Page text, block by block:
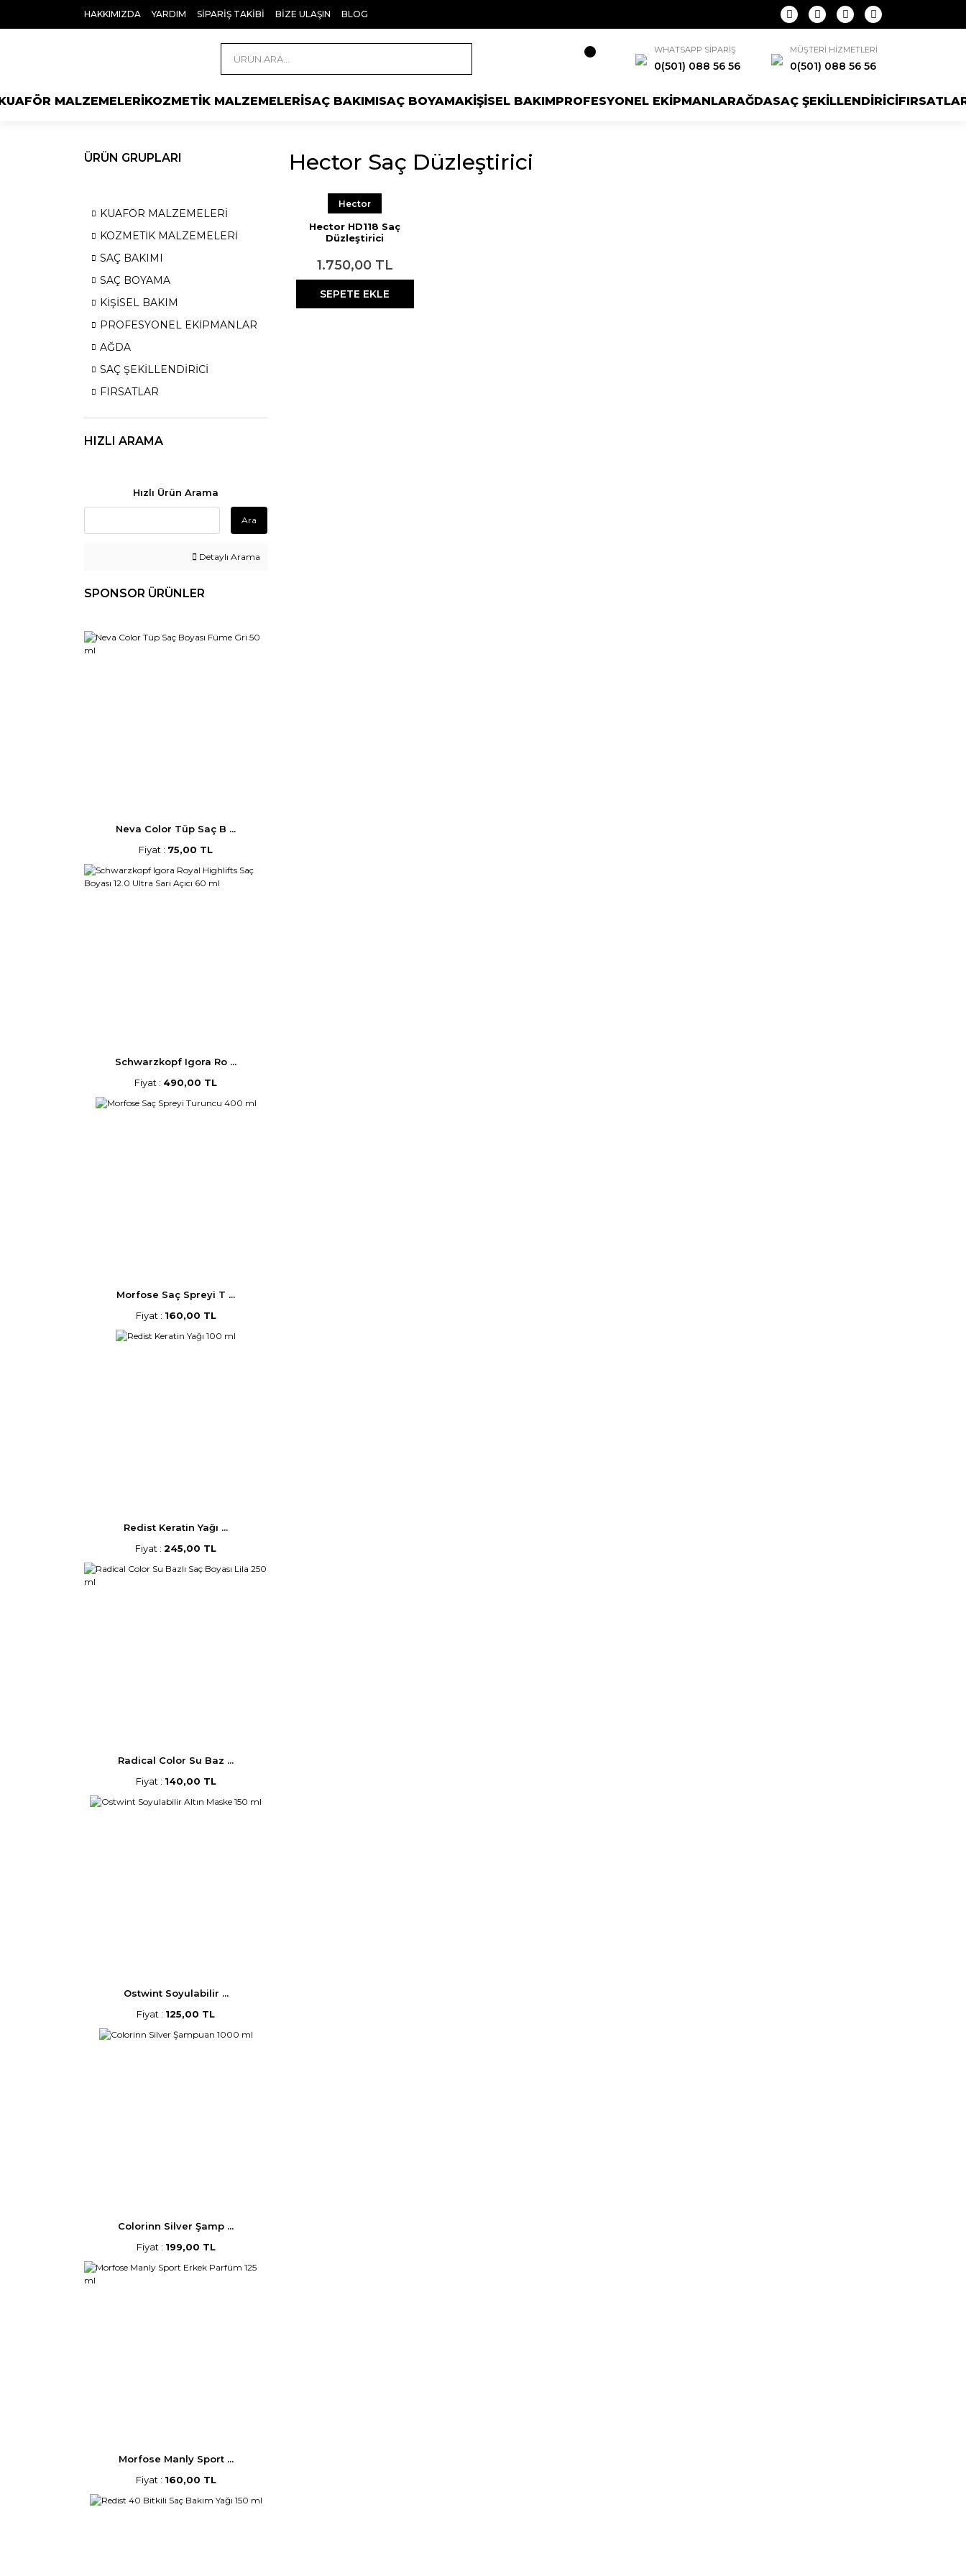
HAKKIMIZDA YARDIM SİPARİŞ TAKİBİ BİZE ULAŞIN BLOG
WHATSAPP SİPARİŞ
0(501) 088 56 56
MÜŞTERİ HİZMETLERİ
0(501) 088 56 56
MALZEMELERİKOZMETİK MALZEMELERİSAÇ BAKIMISAÇ BOYAMAKİŞİSEL BAKIMPROFESYONEL EKİPMANLARAĞDASAÇ ŞEKİLLENDİRİCİ
ÜRÜN GRUPLARI
KUAFÖR MALZEMELERİ
KOZMETİK MALZEMELERİ
SAÇ BAKIMI
SAÇ BOYAMA
KİŞİSEL BAKIM
PROFESYONEL EKİPMANLAR
AĞDA
SAÇ ŞEKİLLENDİRİCİ
FIRSATLAR
HIZLI ARAMA
Hızlı Ürün Arama
Ara
Detaylı Arama
SPONSOR ÜRÜNLER
Neva Color Tüp Saç B ...
Fiyat : 75,00 TL
Schwarzkopf Igora Ro ...
Fiyat : 490,00 TL
Morfose Saç Spreyi T ...
Fiyat : 160,00 TL
Redist Keratin Yağı ...
Fiyat : 245,00 TL
Radical Color Su Baz ...
Fiyat : 140,00 TL
Ostwint Soyulabilir ...
Fiyat : 125,00 TL
Colorinn Silver Şamp ...
Fiyat : 199,00 TL
Morfose Manly Sport ...
Fiyat : 160,00 TL
Hector Saç Düzleştirici
Hector
Hector HD118 Saç
Düzleştirici
1.750,00 TL
SEPETE EKLE